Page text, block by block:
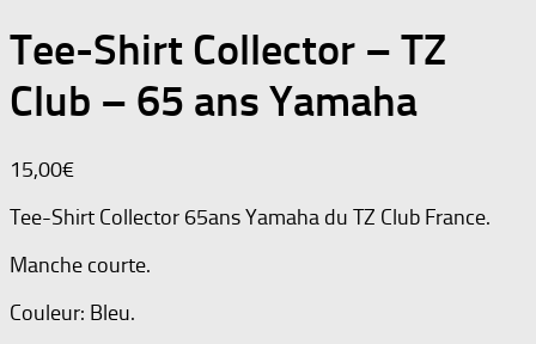
Tee-Shirt Collector – TZ
Club – 65 ans Yamaha
15,00€
Tee-Shirt Collector 65ans Yamaha du TZ Club France.
Manche courte.
Couleur: Bleu.